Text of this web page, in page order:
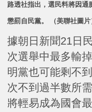
路透社指出，選民料將因通
懲罰自民黨。 （美聯社圖片
據朝日新聞21日
次選舉中最多輸
明黨也可能剩不
次不到過半數所
將輕易成為國會